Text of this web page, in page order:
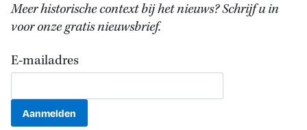
Meer historische context bij het nieuws? Schrijf u in
voor onze gratis nieuwsbrief.
E-mailadres